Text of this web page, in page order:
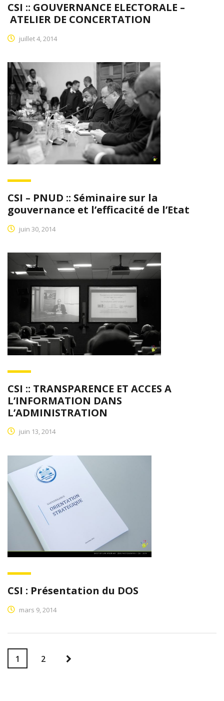
CSI :: GOUVERNANCE ELECTORALE –
ATELIER DE CONCERTATION
juillet 4, 2014
CSI – PNUD :: Séminaire sur la
gouvernance et l’efficacité de l’Etat
juin 30, 2014
CSI :: TRANSPARENCE ET ACCES A
L’INFORMATION DANS
L’ADMINISTRATION
juin 13, 2014
CSI : Présentation du DOS
mars 9, 2014
1 2